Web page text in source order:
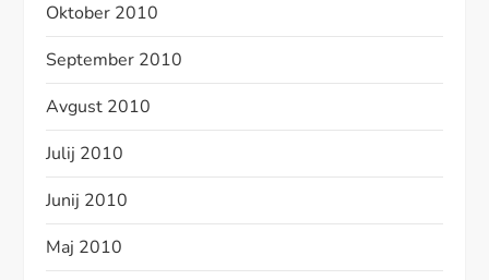
Oktober 2010
September 2010
Avgust 2010
Julij 2010
Junij 2010
Maj 2010